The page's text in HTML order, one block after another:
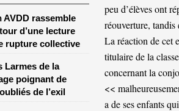
AVDD rassemble
d’une lecture
rupture collective
Larmes de la
poignant de
de l’exil
peu d’élèves ont
réouverture, tandis
La réaction de cet
titulaire de la
concernant la
<<
a de ses enfants